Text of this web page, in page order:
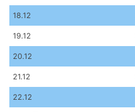
18.12
19.12
20.12
21.12
22.12